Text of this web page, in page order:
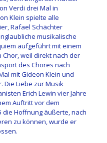
Verdi drei Mal in
Klein spielte alle
Rafael Schächter
musikalische
aufgeführt mit einem
weil direkt nach der
des Chores nach
mit Gideon Klein und
Die Liebe zur Musik
Erich Lewin vier Jahre
Auftritt vor dem
die Hoffnung äußerte, nach
zu können, wurde er